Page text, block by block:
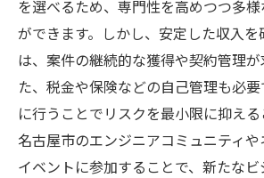
を選べるため、専門性を高めつつ多
ができます。しかし、安定した収入
は、案件の継続的な獲得や契約管理
た、税金や保険などの自己管理も必
に行うことでリスクを最小限に抑える
名古屋市のエンジニアコミュニティ
イベントに参加することで、新たな